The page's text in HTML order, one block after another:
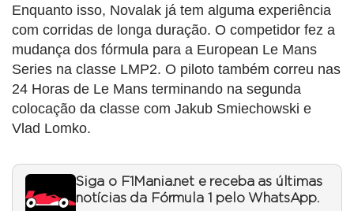
Enquanto isso, Novalak já tem alguma experiência
com corridas de longa duração. O competidor fez a
mudança dos fórmula para a European Le Mans
Series na classe LMP2. O piloto também correu nas
24 Horas de Le Mans terminando na segunda
colocação da classe com Jakub Smiechowski e
Vlad Lomko.
Siga o F1Mania.net e receba as últimas
notícias da Fórmula 1 pelo WhatsApp.